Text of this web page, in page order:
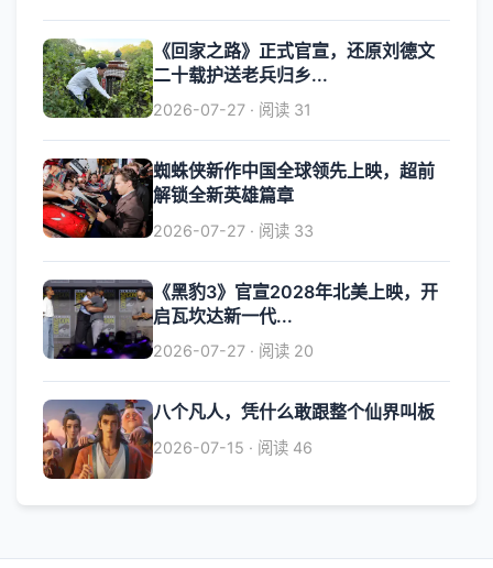
《回家之路》正式官宣，还原刘德文
二十载护送老兵归乡...
2026-07-27 · 阅读 31
蜘蛛侠新作中国全球领先上映，超前
解锁全新英雄篇章
2026-07-27 · 阅读 33
《黑豹3》官宣2028年北美上映，开
启瓦坎达新一代...
2026-07-27 · 阅读 20
八个凡人，凭什么敢跟整个仙界叫板
2026-07-15 · 阅读 46